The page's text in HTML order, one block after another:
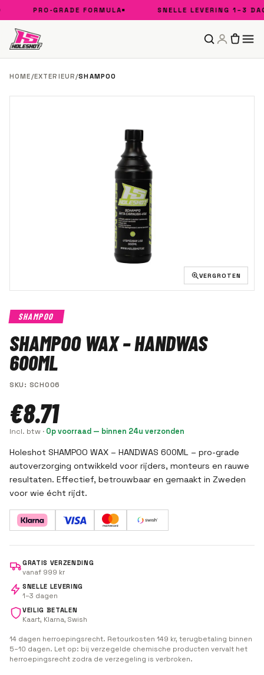
PRO-GRADE FORMULA SNELLE LEVERING 1–3
HOME/EXTERIEUR/SHAMPOO
VERGROTEN
SHAMPOO
SHAMPOO WAX – HANDWAS
600ML
SKU: SCH006
€8.71
Incl. btw · Op voorraad — binnen 24u verzonden
Holeshot SHAMPOO WAX – HANDWAS 600ML – pro-grade
autoverzorging ontwikkeld voor rijders, monteurs en rauwe
resultaten. Effectief, betrouwbaar en gemaakt in Zweden
voor wie écht rijdt.
GRATIS VERZENDING
vanaf 999 kr
SNELLE LEVERING
1–3 dagen
VEILIG BETALEN
Kaart, Klarna, Swish
14 dagen herroepingsrecht. Retourkosten 149 kr, terugbetaling binnen
5–10 dagen. Let op: bij verzegelde chemische producten vervalt het
herroepingsrecht zodra de verzegeling is verbroken.